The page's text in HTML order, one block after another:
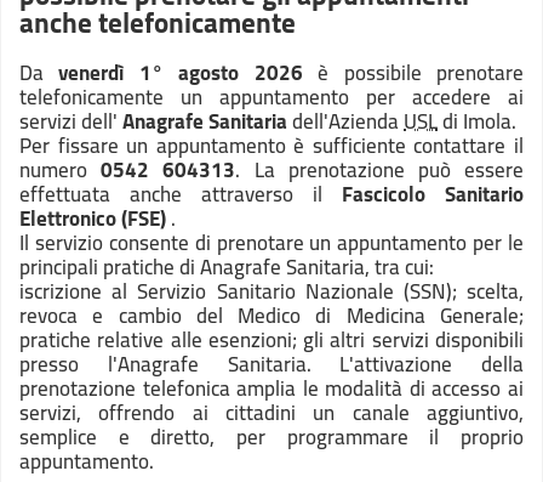
anche telefonicamente
Davenerdì 1° agosto 2026 è possibile prenotare
telefonicamente un appuntamento per accedere ai
servizi dell'Anagrafe Sanitariadell'AziendaUSLdi Imola.
Per fissare un appuntamento è sufficiente contattare il
numero0542 604313. La prenotazione può essere
effettuata anche attraverso il Fascicolo Sanitario
Elettronico (FSE).
Il servizio consente di prenotare un appuntamento per le
principali pratiche di Anagrafe Sanitaria, tra cui:
iscrizione al Servizio Sanitario Nazionale (SSN); scelta,
revoca e cambio del Medico di Medicina Generale;
pratiche relative alle esenzioni; gli altri servizi disponibili
presso l'Anagrafe Sanitaria. L'attivazione della
prenotazione telefonica amplia le modalità di accesso ai
servizi, offrendo ai cittadini un canale aggiuntivo,
semplice e diretto, per programmare il proprio
appuntamento.